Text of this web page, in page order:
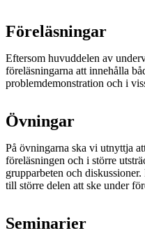
Föreläsningar
Eftersom huvuddelen av
föreläsningarna att innehålla
problemdemonstration och i
Övningar
På övningarna ska vi utnyttja
föreläsningen och i större
grupparbeten och
till större delen att ske under
Seminarier